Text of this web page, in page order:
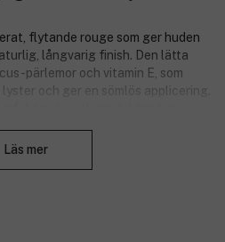
flytande rouge som ger huden
långvarig finish. Den lätta
pärlemor och vitamin E, som
och ger en sömlös applicering.
fräsch, daggig look hela dagen.
Läs mer